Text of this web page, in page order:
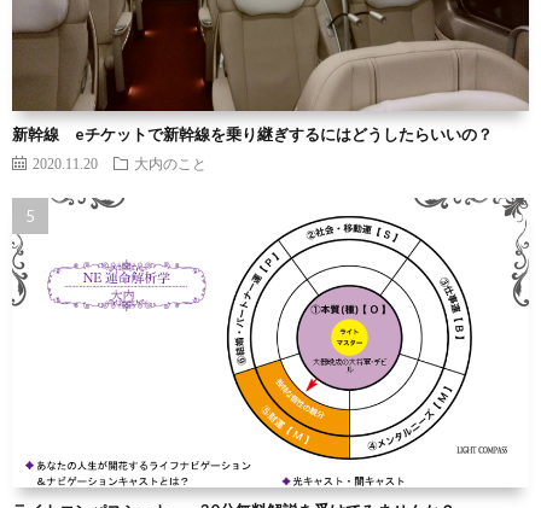
新幹線 eチケットで新幹線を乗り継ぎするにはどうしたらいいの？
2020.11.20 大内のこと